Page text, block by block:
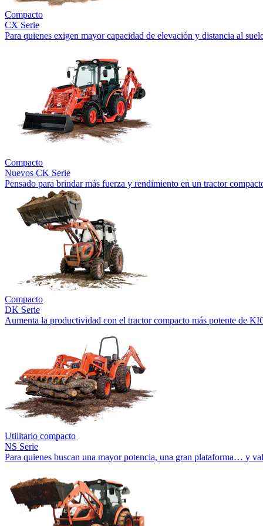
Compacto
CX Serie
Para quienes exigen mayor capacidad de elevación y distancia al
Compacto
Nuevos CK Serie
Pensado para brindar más fuerza y rendimiento en un tractor
Compacto
DK Serie
Aumenta la productividad con el tractor compacto más potente de
Utilitario compacto
NS Serie
Para quienes buscan una mayor potencia, una gran plataforma… y